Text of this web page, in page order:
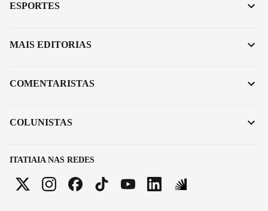
ITATIAIA NAS REDES
ESPORTES
MAIS EDITORIAS
COMENTARISTAS
COLUNISTAS